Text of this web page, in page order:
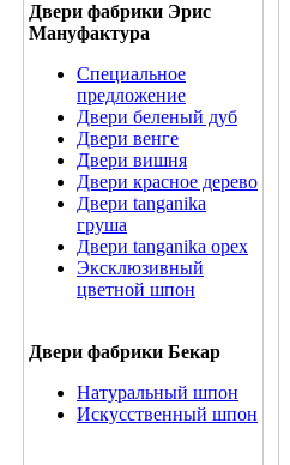
Двери фабрики Эрис
Мануфактура
Специальное
предложение
Двери беленый дуб
Двери венге
Двери вишня
Двери красное дерево
Двери tanganika
груша
Двери tanganika oрех
Эксклюзивный
цветной шпон
Двери фабрики Бекар
Натуральный шпон
Искусственный шпон